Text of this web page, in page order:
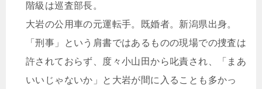
階級は巡査部長。
大岩の公用車の元運転手。既婚者。新潟県出身。
「刑事」という肩書ではあるものの現場での捜査は
許されておらず、度々小山田から叱責され、「まあ
いいじゃないか」と大岩が間に入ることも多かっ